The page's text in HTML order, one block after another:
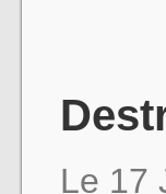
Le 17